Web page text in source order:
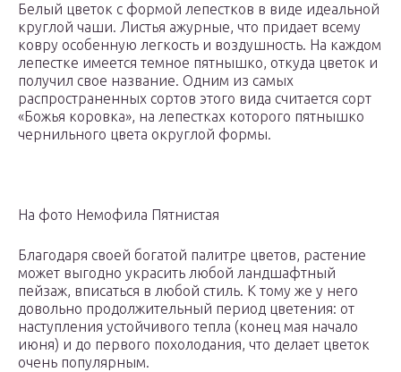
Белый цветок с формой лепестков в виде идеальной
круглой чаши. Листья ажурные, что придает всему
ковру особенную легкость и воздушность. На каждом
лепестке имеется темное пятнышко, откуда цветок и
получил свое название. Одним из самых
распространенных сортов этого вида считается сорт
«Божья коровка», на лепестках которого пятнышко
чернильного цвета округлой формы.
На фото Немофила Пятнистая
Благодаря своей богатой палитре цветов, растение
может выгодно украсить любой ландшафтный
пейзаж, вписаться в любой стиль. К тому же у него
довольно продолжительный период цветения: от
наступления устойчивого тепла (конец мая начало
июня) и до первого похолодания, что делает цветок
очень популярным.